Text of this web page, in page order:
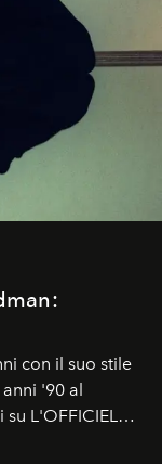
con il suo stile
'90 al
L'OFFICIEL